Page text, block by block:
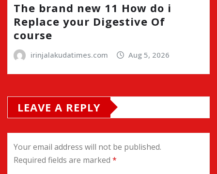
The brand new 11 How do i
Replace your Digestive Of
course
irinjalakudatimes.com Aug 5, 2026
LEAVE A REPLY
Your email address will not be published.
Required fields are marked *